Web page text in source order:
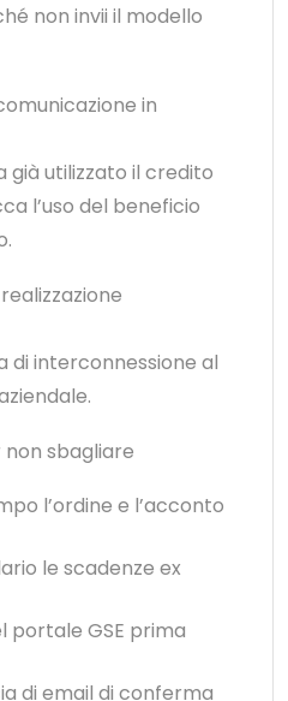
non invii il modello
in
già utilizzato il credito
l’uso del beneficio
di interconnessione al
sbagliare
l’ordine e l’acconto
le scadenze ex
portale GSE prima
di email di conferma